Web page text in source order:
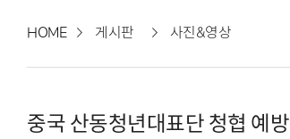
HOME 게시판 사진&영상
중국 산동청년대표단 청협 예방